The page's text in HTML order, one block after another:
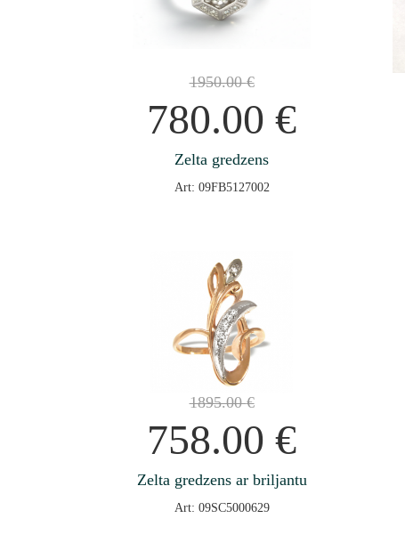
1950.00€
780.00€
Zelta gredzens
Art: 09FB5127002
1895.00€
758.00€
Zelta gredzens ar briljantu
Art: 09SC5000629